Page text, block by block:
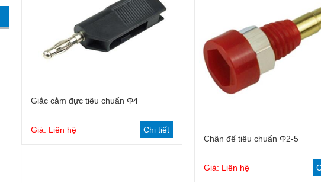
Giắc cắm đực tiêu chuẩn Φ4
Giá: Liên hệ
Chi tiết
Chân đế tiêu chuẩn Φ2-5
Giá: Liên hệ
Dây cắm tiêu chuẩn 2mm Cầu nối tiêu chuẩn Φ4
Đầu kẹp cá sấu